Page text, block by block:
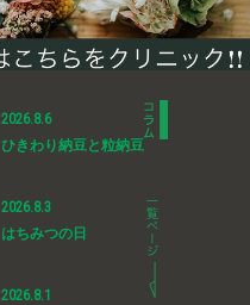
2026.8.6
ひきわり納豆と粒納豆
2026.8.3
はちみつの日
2026.8.1